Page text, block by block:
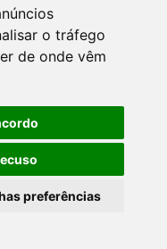
o tráfego
de onde vêm
preferências